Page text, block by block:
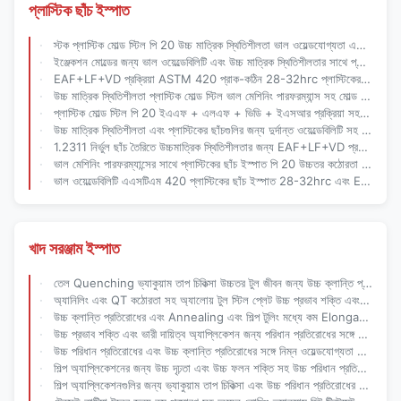
প্লাস্টিক ছাঁচ ইস্পাত
স্টক প্লাস্টিক মোল্ড স্টিল পি 20 উচ্চ মাত্রিক স্থিতিশীলতা ভাল ওয়েল্ডযোগ্যতা এবং প্রাক-কঠিন 28-32hrc যথার্থ ছাঁচ উত্পাদন জন্য
ইঞ্জেকশন মোল্ডের জন্য ভাল ওয়েল্ডেবিলিটি এবং উচ্চ মাত্রিক স্থিতিশীলতার সাথে প্রাক-কঠিন 28-32hrc 1.2311 প্লাস্টিকের ছাঁচ ইস্পাত
EAF+LF+VD প্রক্রিয়া ASTM 420 প্রাক-কঠিন 28-32hrc প্লাস্টিকের ছাঁচ ইঞ্জেকশন ছাঁচ সরঞ্জাম জন্য ইস্পাত
উচ্চ মাত্রিক স্থিতিশীলতা প্লাস্টিক মোল্ড স্টিল ভাল মেশিনিং পারফরম্যান্স সহ মোল্ড বেস অ্যাপ্লিকেশনগুলির জন্য EAF+LF+VD+ESR প্রক্রিয়া দ্বারা উত্পাদিত
প্লাস্টিক মোল্ড স্টিল পি 20 ইএএফ + এলএফ + ভিডি + ইএসআর প্রক্রিয়া সহ স্টিল ভাল মেশিনিং পারফরম্যান্সের জন্য 28-32 এইচআরসি প্রাক-কঠিন
উচ্চ মাত্রিক স্থিতিশীলতা এবং প্লাস্টিকের ছাঁচগুলির জন্য দুর্দান্ত ওয়েল্ডেবিলিটি সহ প্রাক-কঠিন 28-32hrc 1.2311 ছাঁচ ইস্পাত
1.2311 নির্ভুল ছাঁচ তৈরিতে উচ্চমাত্রিক স্থিতিশীলতার জন্য EAF+LF+VD প্রক্রিয়া সহ প্লাস্টিক মোল্ড স্টিল প্রাক-কঠিন 28-32hrc
ভাল মেশিনিং পারফরম্যান্সের সাথে প্লাস্টিকের ছাঁচ ইস্পাত পি 20 উচ্চতর কঠোরতা এবং জারা প্রতিরোধের
ভাল ওয়েল্ডেবিলিটি এএসটিএম 420 প্লাস্টিকের ছাঁচ ইস্পাত 28-32hrc এবং EAF+LF+VD হট রোলড প্রযুক্তির সাথে প্রাক-কঠিন
খাদ সরঞ্জাম ইস্পাত
তেল Quenching ভ্যাকুয়াম তাপ চিকিত্সা উচ্চতর টুল জীবন জন্য উচ্চ ক্লান্তি প্রতিরোধের সঙ্গে খাদ টুল ইস্পাত
অ্যানিলিং এবং QT কঠোরতা সহ অ্যালোয় টুল স্টিল প্লেট উচ্চ প্রভাব শক্তি এবং পরিধান প্রতিরোধের সঙ্গে শিল্প অ্যাপ্লিকেশন জন্য
উচ্চ ক্লান্তি প্রতিরোধের এবং Annealing এবং শিল্প টুলিং মধ্যে কম Elongation জন্য QT কঠোরতা সঙ্গে খাদ টুল ইস্পাত
উচ্চ প্রভাব শক্তি এবং ভারী দায়িত্ব অ্যাপ্লিকেশন জন্য পরিধান প্রতিরোধের সঙ্গে কম প্রসারিত খাদ টুল ইস্পাত বার
উচ্চ পরিধান প্রতিরোধের এবং উচ্চ ক্লান্তি প্রতিরোধের সঙ্গে নিম্ন ওয়েল্ডযোগ্যতা খাদ টুল স্টীল
শিল্প অ্যাপ্লিকেশনের জন্য উচ্চ দৃঢ়তা এবং উচ্চ ফলন শক্তি সহ উচ্চ পরিধান প্রতিরোধের খাদ টুল ইস্পাত প্লেট
শিল্প অ্যাপ্লিকেশনগুলির জন্য ভ্যাকুয়াম তাপ চিকিত্সা এবং উচ্চ পরিধান প্রতিরোধের সঙ্গে তেল Quenching খাদ টুল ইস্পাত